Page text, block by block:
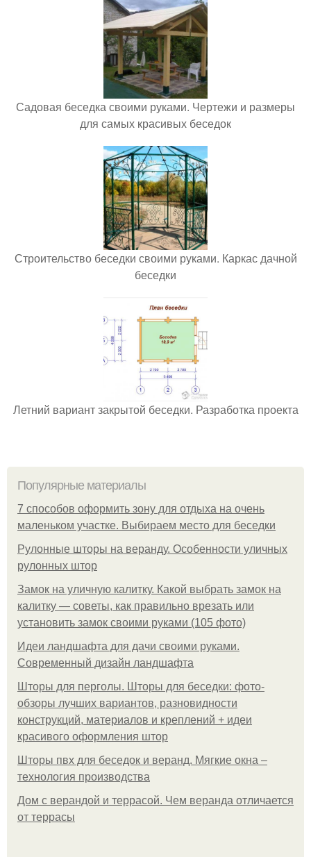
Садовая беседка своими руками. Чертежи и размеры
для самых красивых беседок
Строительство беседки своими руками. Каркас дачной
беседки
Летний вариант закрытой беседки. Разработка проекта
Популярные материалы
7 способов оформить зону для отдыха на очень
маленьком участке. Выбираем место для беседки
Рулонные шторы на веранду. Особенности уличных
рулонных штор
Замок на уличную калитку. Какой выбрать замок на
калитку — советы, как правильно врезать или
установить замок своими руками (105 фото)
Идеи ландшафта для дачи своими руками.
Современный дизайн ландшафта
Шторы для перголы. Шторы для беседки: фото-
обзоры лучших вариантов, разновидности
конструкций, материалов и креплений + идеи
красивого оформления штор
Шторы пвх для беседок и веранд. Мягкие окна –
технология производства
Дом с верандой и террасой. Чем веранда отличается
от террасы